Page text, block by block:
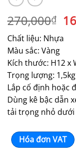
270,000₫
là:
Chất liệu: Nhựa
Màu sắc: Vàng
Kích thước: H12 x
Trọng lượng: 1,5kg
Lắp cố định hoặc
Dùng kê bậc dẫn
tải trọng nhỏ dưới
Hóa đơn VAT